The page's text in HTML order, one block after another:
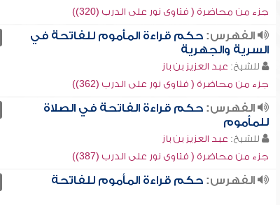
جزء من محاضرة ( فتاوى نور على الدرب (320))
الفهرس: حكم قراءة المأموم للفاتحة في
السرية والجهرية
للشيخ: عبد العزيز بن باز
جزء من محاضرة ( فتاوى نور على الدرب (362))
الفهرس: حكم قراءة الفاتحة في الصلاة
للمأموم
للشيخ: عبد العزيز بن باز
جزء من محاضرة ( فتاوى نور على الدرب (387))
الفهرس: حكم قراءة المأموم للفاتحة